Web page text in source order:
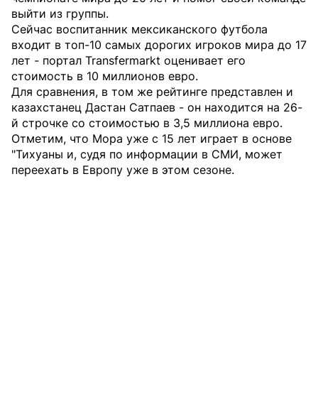
выйти из группы.
Сейчас воспитанник мексиканского футбола
входит в топ-10 самых дорогих игроков мира до 17
лет - портал Transfermarkt оценивает его
стоимость в 10 миллионов евро.
Для сравнения, в том же рейтинге представлен и
казахстанец Дастан Сатпаев - он находится на 26-
й строчке со стоимостью в 3,5 миллиона евро.
Отметим, что Мора уже с 15 лет играет в основе
"Тихуаны и, судя по информации в СМИ, может
переехать в Европу уже в этом сезоне.